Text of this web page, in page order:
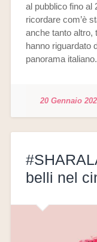
al pubblico fino al
ricordare com’è
anche tanto altro,
hanno riguardato
panorama italiano.
20 Gennaio
belli nel